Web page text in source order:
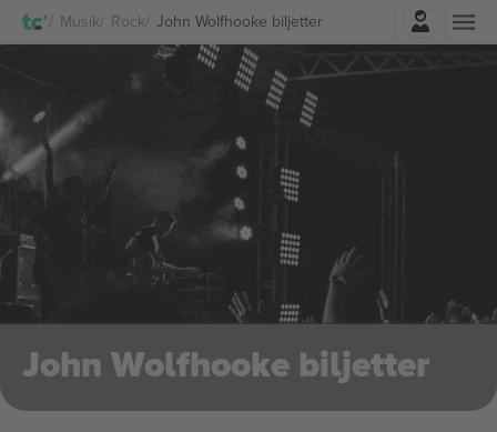
Musik Rock John Wolfhooke biljetter
Logga in
John Wolfhooke biljetter